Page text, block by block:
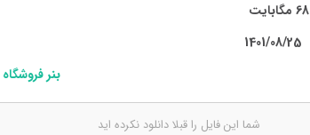
68 مگابایت
1401/08/25
بنر
شما این فایل را قبلا دانلود نکرده اید